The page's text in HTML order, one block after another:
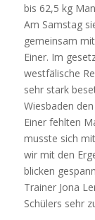
bis 62,5 kg
Am Samstag
gemeinsam
Einer. Im
westfälische
sehr stark
Wiesbaden
Einer fehlten
musste sich
wir mit den
blicken
Trainer Jona
Schülers sehr